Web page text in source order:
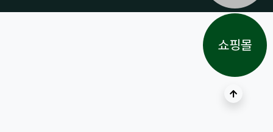
상단으로
쇼핑몰